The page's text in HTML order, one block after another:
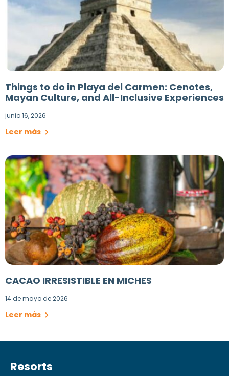
Things to do in Playa del Carmen: Cenotes,
Mayan Culture, and All-Inclusive Experiences
junio 16, 2026
Leer más
CACAO IRRESISTIBLE EN MICHES
14 de mayo de 2026
Leer más
Resorts